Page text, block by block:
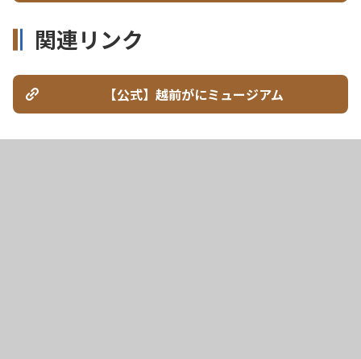
関連リンク
【公式】越前がにミュージアム